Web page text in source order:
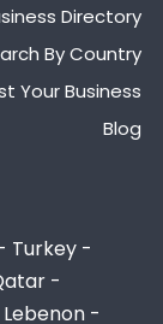
Directory
By Country
Your Business
Blog
Turkey -
-
-